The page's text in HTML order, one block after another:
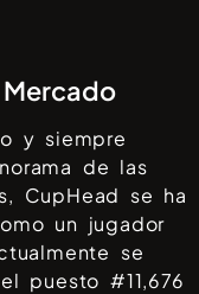
Mercado
y siempre
de las
CupHead se ha
un jugador
se
puesto #11,676